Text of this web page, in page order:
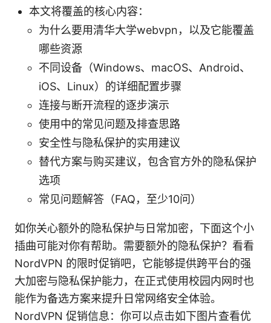
本文将覆盖的核心内容：
为什么要用清华大学webvpn，以及它能覆盖
哪些资源
不同设备（Windows、macOS、Android、
iOS、Linux）的详细配置步骤
连接与断开流程的逐步演示
使用中的常见问题及排查思路
安全性与隐私保护的实用建议
替代方案与购买建议，包含官方外的隐私保护
选项
常见问题解答（FAQ，至少10问）
如你关心额外的隐私保护与日常加密，下面这个小
插曲可能对你有帮助。需要额外的隐私保护？看看
NordVPN 的限时促销吧，它能够提供跨平台的强
大加密与隐私保护能力，在正式使用校园内网时也
能作为备选方案来提升日常网络安全体验。
NordVPN 促销信息：你可以点击如下图片查看优